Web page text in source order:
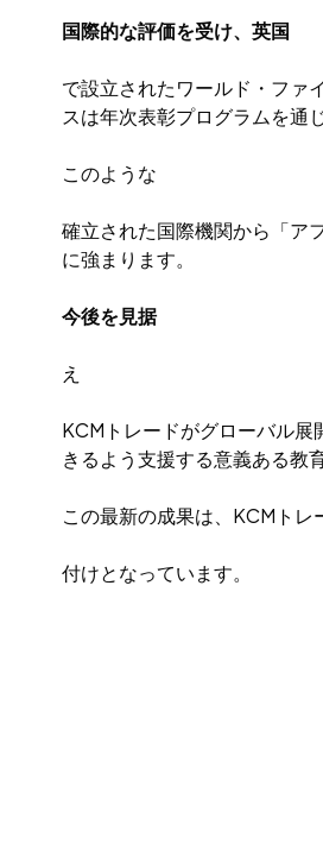
国際的な評価を受け、英国
で設立されたワールド・ファ
スは年次表彰プログラムを通
このような
確立された国際機関から「ア
に強まります。
今後を見据
え
KCMトレードがグローバル
きるよう支援する意義ある教
この最新の成果は、KCMト
付けとなっています。